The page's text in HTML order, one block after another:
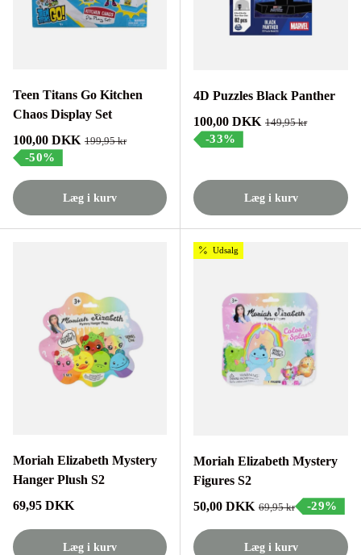
Teen Titans Go Kitchen
Chaos Display Set
Tilbudspris
100,00 DKK Normalpris
199,95 kr
-50%
Læg i kurv
4D Puzzles Black Panther
Tilbudspris
100,00 DKK Normalpris
149,95 kr
-33%
Læg i kurv
Moriah Elizabeth Mystery
Hanger Plush S2
Normalpris
69,95 DKK
Læg i kurv
Udsalg
Moriah Elizabeth Mystery
Figures S2
Tilbudspris
50,00 DKK Normalpris
69,95 kr -29%
Læg i kurv